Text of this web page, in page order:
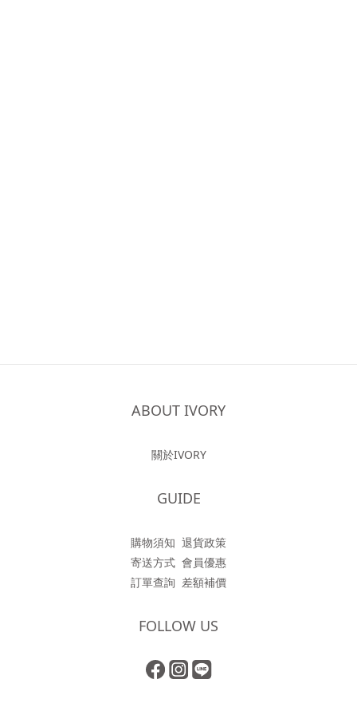
ABOUT IVORY
關於IVORY
GUIDE
購物須知 退貨政策
寄送方式 會員優惠
訂單查詢 差額補價
FOLLOW US